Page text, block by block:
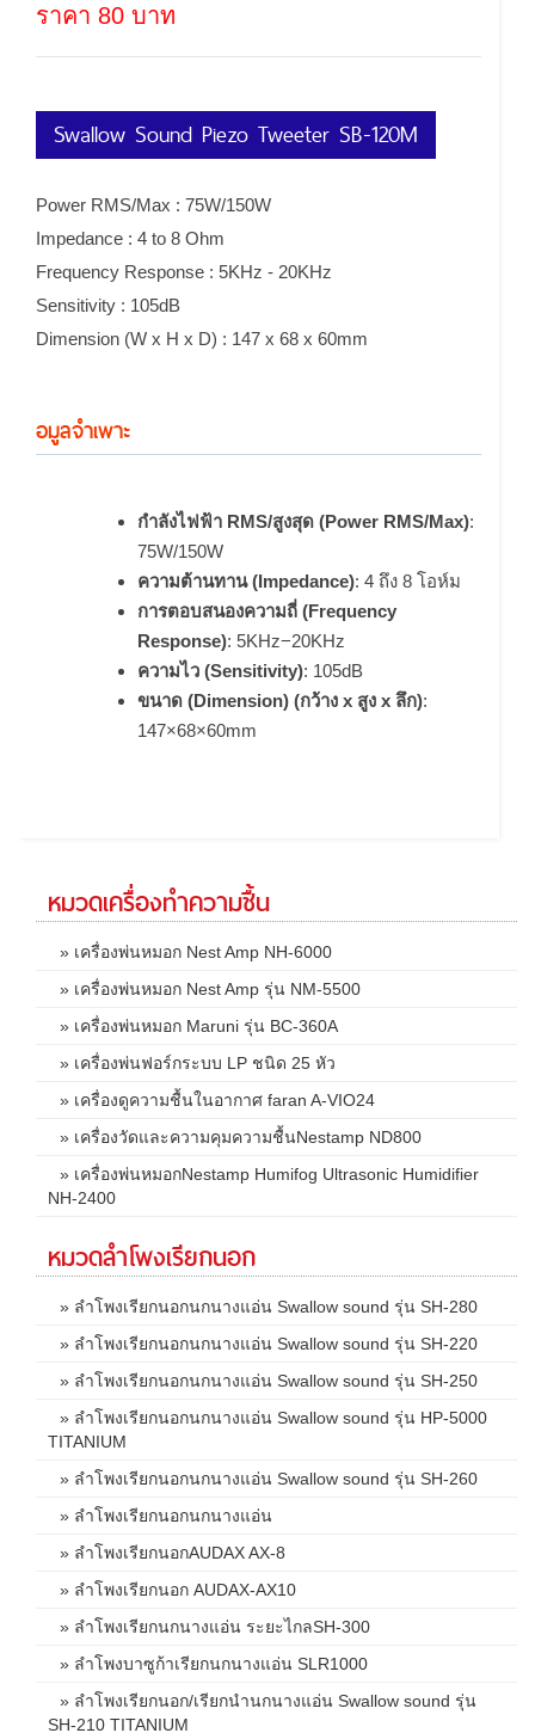
ราคา 80 บาท
Swallow Sound Piezo Tweeter SB-120M
Power RMS/Max : 75W/150W
Impedance : 4 to 8 Ohm
Frequency Response : 5KHz - 20KHz
Sensitivity : 105dB
Dimension (W x H x D) : 147 x 68 x 60mm
อมูลจำเพาะ
กำลังไฟฟ้า RMS/สูงสุด (Power RMS/Max):
75W/150W
ความต้านทาน (Impedance): 4 ถึง 8 โอห์ม
การตอบสนองความถี่ (Frequency
Response): 5KHz−20KHz
ความไว (Sensitivity): 105dB
ขนาด (Dimension) (กว้าง x สูง x ลึก):
147×68×60mm
หมวดเครื่องทำความชื้น
» เครื่องพ่นหมอก Nest Amp NH-6000
» เครื่องพ่นหมอก Nest Amp รุ่น NM-5500
» เครื่องพ่นหมอก Maruni รุ่น BC-360A
» เครื่องพ่นฟอร์กระบบ LP ชนิด 25 หัว
» เครื่องดูความชื้นในอากาศ faran A-VIO24
» เครื่องวัดและความคุมความชื้นNestamp ND800
» เครื่องพ่นหมอกNestamp Humifog Ultrasonic Humidifier
NH-2400
หมวดลำโพงเรียกนอก
» ลำโพงเรียกนอกนกนางแอ่น Swallow sound รุ่น SH-280
» ลำโพงเรียกนอกนกนางแอ่น Swallow sound รุ่น SH-220
» ลำโพงเรียกนอกนกนางแอ่น Swallow sound รุ่น SH-250
» ลำโพงเรียกนอกนกนางแอ่น Swallow sound รุ่น HP-5000
TITANIUM
» ลำโพงเรียกนอกนกนางแอ่น Swallow sound รุ่น SH-260
» ลำโพงเรียกนอกนกนางแอ่น
» ลำโพงเรียกนอกAUDAX AX-8
» ลำโพงเรียกนอก AUDAX-AX10
» ลำโพงเรียกนกนางแอ่น ระยะไกลSH-300
» ลำโพงบาซูก้าเรียกนกนางแอ่น SLR1000
» ลำโพงเรียกนอก/เรียกนำนกนางแอ่น Swallow sound รุ่น
SH-210 TITANIUM